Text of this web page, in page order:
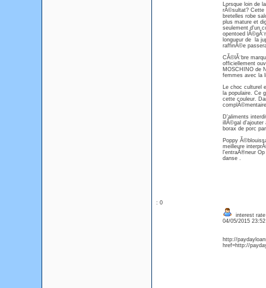
Lorsque loin de
rĂ©sultat? Cette
bretelles robe
plus mature et
seulement d'un
opentoed
longueur de la
raffinĂ©e
CĂ©lĂ¨bre
officiellement
MOSCHINO de
femmes avec la
Le choc culturel
la populaire. Ce
cette couleur.
D'aliments
illĂ©gal d'ajouter
borax de porc
Poppy
meilleure
l'entraĂ®neur
danse .
: 0
interest
04/05/2015
http://
href=http://